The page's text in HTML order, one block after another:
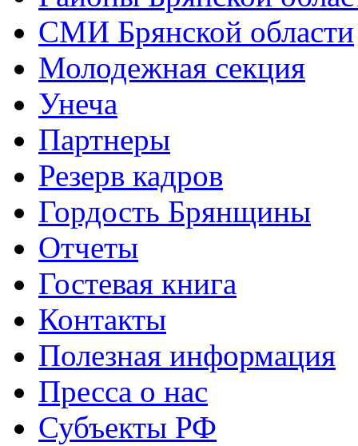
СМИ Брянской области
Молодежная секция
Унеча
Партнеры
Резерв кадров
Гордость Брянщины
Отчеты
Гостевая книга
Контакты
Полезная информация
Пресса о нас
Субъекты РФ